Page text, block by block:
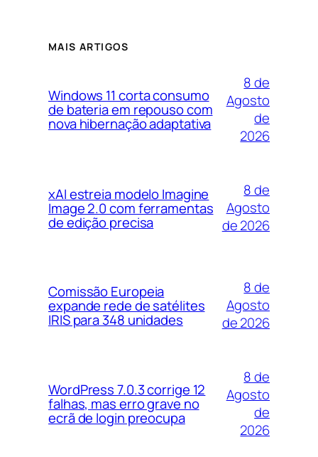
MAIS ARTIGOS
Windows 11 corta consumo
de bateria em repouso com
nova hibernação adaptativa
8 de
Agosto
de
2026
xAI estreia modelo Imagine
Image 2.0 com ferramentas
de edição precisa
8 de
Agosto
de 2026
Comissão Europeia
expande rede de satélites
IRIS para 348 unidades
8 de
Agosto
de 2026
WordPress 7.0.3 corrige 12
falhas, mas erro grave no
ecrã de login preocupa
8 de
Agosto
de
2026